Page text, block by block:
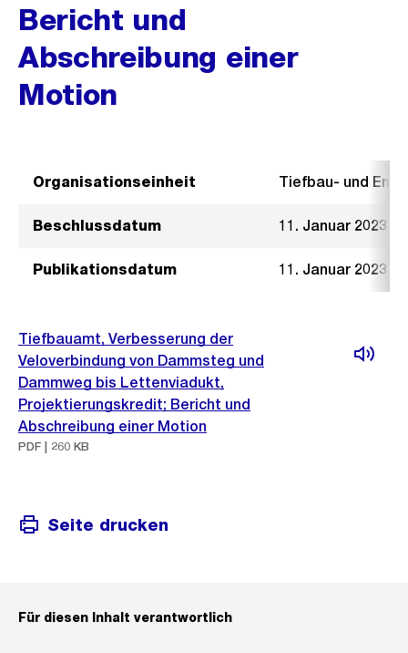
Bericht und
Abschreibung einer
Motion
Organisationseinheit Tiefbau- und
Beschlussdatum 11. Januar 2023
Publikationsdatum 11. Januar 2023
Tiefbauamt, Verbesserung der
Veloverbindung von Dammsteg und
Dammweg bis Lettenviadukt,
Projektierungskredit; Bericht und
Abschreibung einer Motion
PDF | 260 KB
Seite drucken
Für diesen Inhalt verantwortlich